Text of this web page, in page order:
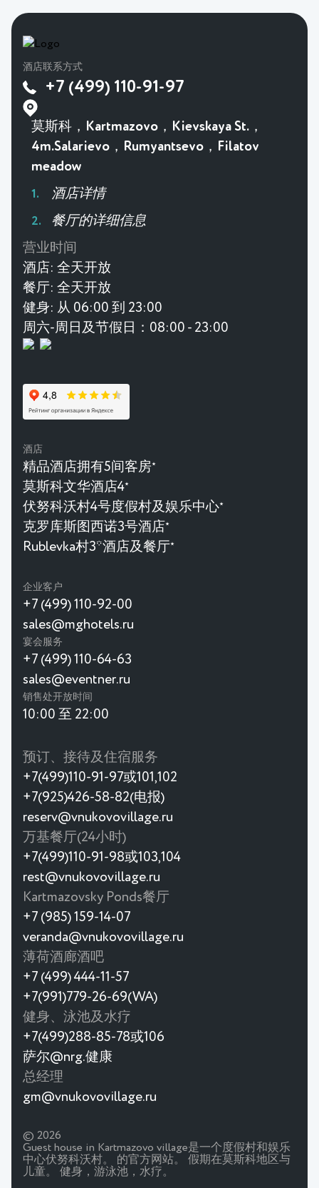
酒店联系方式
+7 (499) 110-91-97
莫斯科，Kartmazovo，Kievskaya St.，
4m.Salarievo，Rumyantsevo，Filatov
meadow
酒店详情
餐厅的详细信息
营业时间
酒店: 全天开放
餐厅: 全天开放
健身: 从 06:00 到 23:00
周六-周日及节假日：08:00 - 23:00
酒店
精品酒店拥有5间客房★
莫斯科文华酒店4★
伏努科沃村4号度假村及娱乐中心★
克罗库斯图西诺3号酒店 ★
Rublevka村3*酒店及餐厅★
企业客户
+7 (499) 110-92-00
sales@mghotels.ru
宴会服务
+7 (499) 110-64-63
sales@eventner.ru
销售处开放时间
10:00 至 22:00
预订、接待及住宿服务
+7(499)110-91-97或101,102
+7(925)426-58-82(电报)
reserv@vnukovovillage.ru
万基餐厅(24小时)
+7(499)110-91-98或103,104
rest@vnukovovillage.ru
Kartmazovsky Ponds餐厅
+7 (985) 159-14-07
veranda@vnukovovillage.ru
薄荷酒廊酒吧
+7 (499) 444-11-57
+7(991)779-26-69(WA)
健身、泳池及水疗
+7(499)288-85-78或106
萨尔@nrg.健康
总经理
gm@vnukovovillage.ru
© 2026
Guest house in Kartmazovo village是一个度假村和娱乐
中心伏努科沃村。 的官方网站。 假期在莫斯科地区与
儿童。 健身，游泳池，水疗。